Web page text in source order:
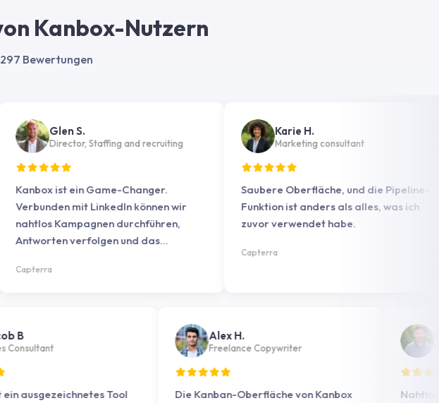
Kanbox-Nutzern
Bewertungen
Glen S.
Director, Staffing and recruiting
ist ein Game-Changer.
mit LinkedIn können wir
Kampagnen durchführen,
verfolgen und das
Karie H.
Marketing consultant
Saubere Oberfläche, und die Pipeline-
Funktion ist anders als alles, was ich
zuvor verwendet habe.
Capterra
Jacob B
Sales Consultant
ist ein ausgezeichnetes Tool
Alex H.
Freelance Copywriter
Die Kanban-Oberfläche von Kanbox